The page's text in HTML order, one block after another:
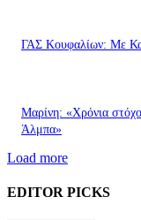
ΓΑΣ Κουφαλίων: Με
Μαρίνη: «Χρόνια
Άλμπα»
Load more
EDITOR PICKS